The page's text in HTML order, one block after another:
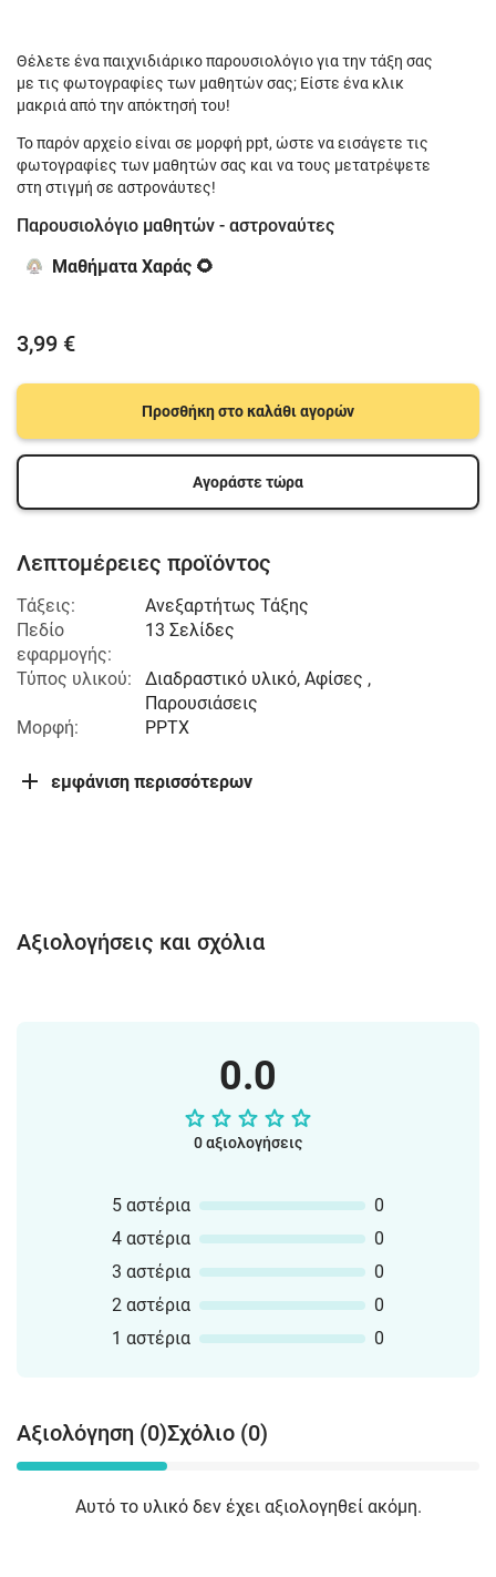
Θέλετε ένα παιχνιδιάρικο παρουσιολόγιο για την τάξη σας
με τις φωτογραφίες των μαθητών σας; Είστε ένα κλικ
μακριά από την απόκτησή του!
Το παρόν αρχείο είναι σε μορφή ppt, ώστε να εισάγετε τις
φωτογραφίες των μαθητών σας και να τους μετατρέψετε
στη στιγμή σε αστρονάυτες!
Παρουσιολόγιο μαθητών - αστροναύτες
Μαθήματα Χαράς 🌻
3,99 €
Προσθήκη στο καλάθι αγορών
Αγοράστε τώρα
Λεπτομέρειες προϊόντος
Τάξεις:
Ανεξαρτήτως Τάξης
Πεδίο
εφαρμογής:
13 Σελίδες
Τύπος υλικού:
Διαδραστικό υλικό, Αφίσες ,
Παρουσιάσεις
Μορφή:
PPTX
εμφάνιση περισσότερων
Αξιολογήσεις και σχόλια
0.0
0 αξιολογήσεις
5 αστέρια
0
4 αστέρια
0
3 αστέρια
0
2 αστέρια
0
1 αστέρια
0
Αξιολόγηση (0)Σχόλιο (0)
Αυτό το υλικό δεν έχει αξιολογηθεί ακόμη.